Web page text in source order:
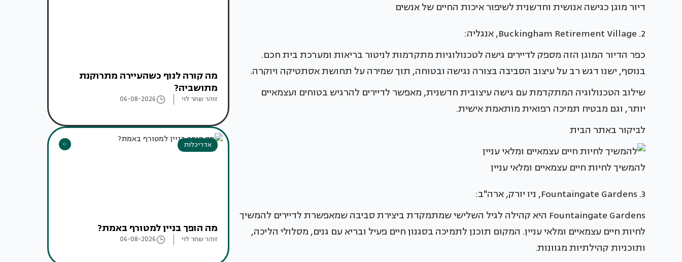
דיור מוגן כגישה אנושית וחדשנית לשיפור איכות החיים של אנשים
2. Buckingham Retirement Village, אנגליה:
כפר הדיור המוגן הזה מספק לדיירים גישה לטכנולוגיות מתקדמות לניטור בריאות ומערכת בית חכם.
בנוסף, ישנו דגש רב על עיצוב הסביבה בצורה נגישה ובטוחה, תוך שמירה על תחושת אסתטיקה ויוקרה.
שילוב הטכנולוגיה המתקדמת עם גישה עיצובית חדשנית, מאפשר לדיירים להרגיש בטוחים ועצמאיים
יותר, וגם מבטיח תמיכה רפואית מותאמת אישית.
לביקור באתר הבית
להמשיך לחיות חיים עצמאיים ומלאי עניין
3. Fountaingate Gardens, ניו יורק, ארה"ב:
Fountaingate Gardens היא קהילה לגיל השלישי שמתמקדת ביצירת סביבה שמאפשרת לדיירים להמשיך
לחיות חיים עצמאיים ומלאי עניין. המקום תוכנן לתמיכה בסגנון חיים פעיל ובריא עם גנים, מסלולי הליכה,
ותוכניות קהילתיות מגוונות.
מה קורה לנוף כשהעיירה מתרוקנת
מתושביה?
זוהר שחר לוי 06-08-2026
אדריכלות
מה הופך בניין למטורף באמת?
זוהר שחר לוי 06-08-2026